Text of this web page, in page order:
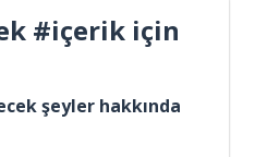
#içerik için
şeyler hakkında